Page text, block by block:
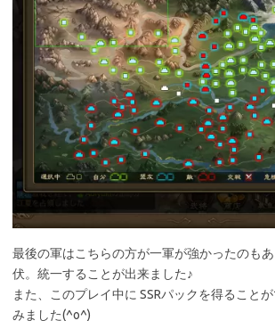
最後の軍はこちらの方が一軍が強かったのも
伏。統一することが出来ました♪
また、このプレイ中に SSRパックを得ること
みました(^o^)